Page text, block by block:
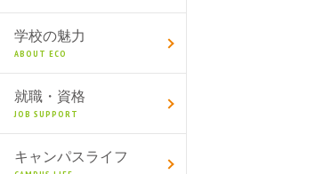
学校の魅力
ABOUT ECO
就職・資格
JOB SUPPORT
キャンパスライフ